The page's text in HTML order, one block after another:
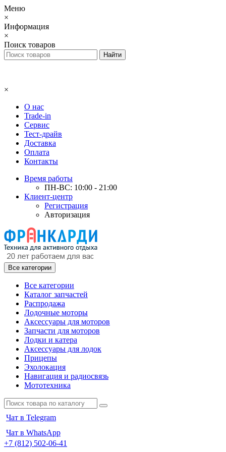
Меню
×
Информация
×
Поиск товаров
×
О нас
Trade-in
Сервис
Тест-драйв
Доставка
Оплата
Контакты
Время работы
ПН-ВС: 10:00 - 21:00
Клиент-центр
Регистрация
Авторизация
Все категории
Все категории
Каталог запчастей
Распродажа
Лодочные моторы
Аксессуары для моторов
Запчасти для моторов
Лодки и катера
Аксессуары для лодок
Прицепы
Эхолокация
Навигация и радиосвязь
Мототехника
Чат в Telegram
Чат в WhatsApp
+7 (812) 502-06-41